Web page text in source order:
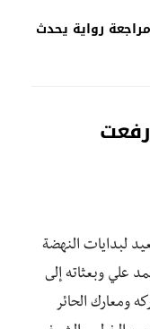
رواية يحدث
لبدايات النهضة
علي وبعثاته إلى
ومعارك الحائر